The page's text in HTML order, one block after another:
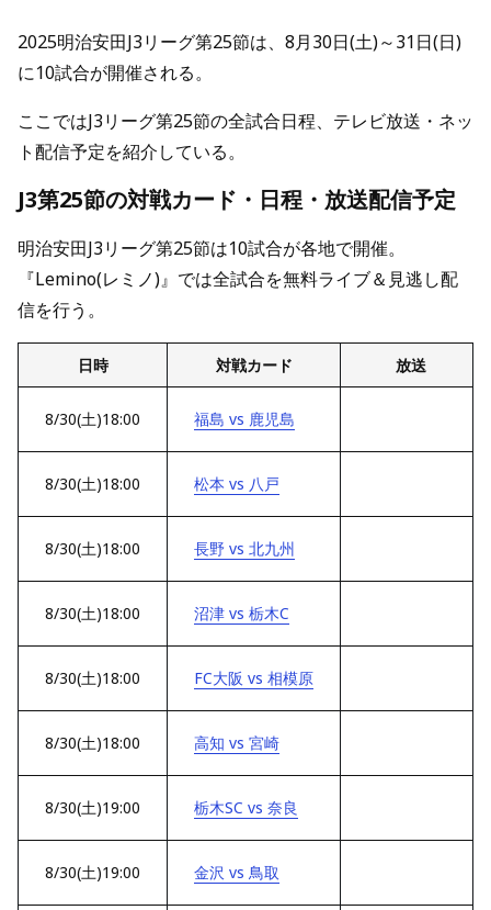
2025明治安田J3リーグ第25節は、8月30日(土)～31日(日)
に10試合が開催される。
ここではJ3リーグ第25節の全試合日程、テレビ放送・ネッ
ト配信予定を紹介している。
J3第25節の対戦カード・日程・放送配信予定
明治安田J3リーグ第25節は10試合が各地で開催。
『Lemino(レミノ)』では全試合を無料ライブ＆見逃し配
信を行う。
日時 対戦カード 放送
8/30(土)18:00 福島 vs 鹿児島
8/30(土)18:00 松本 vs 八戸
8/30(土)18:00 長野 vs 北九州
8/30(土)18:00 沼津 vs 栃木C
8/30(土)18:00 FC大阪 vs 相模原
8/30(土)18:00 高知 vs 宮崎
8/30(土)19:00 栃木SC vs 奈良
8/30(土)19:00 金沢 vs 鳥取